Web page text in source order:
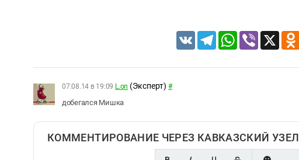
VK TelegramWhatsApp
Viber X
07.08.14 в 19:09 L.on (Эксперт) #
добегался Мишка
КОММЕНТИРОВАНИЕ ЧЕРЕЗ КАВКАЗСКИЙ УЗЕЛ